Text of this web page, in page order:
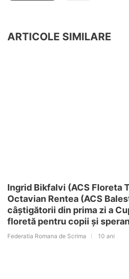
ARTICOLE SIMILARE
Ingrid Bikfalvi (ACS Floreta
Octavian Rentea (ACS
câștigătorii din prima zi a
floretă pentru copii și
Federatia Romana de Scrima 10 ani